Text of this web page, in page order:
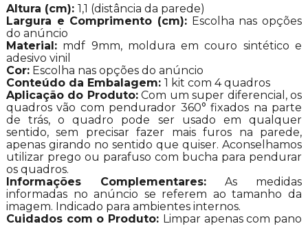
Altura (cm): 1,1 (distância da parede)
Largura e Comprimento (cm): Escolha nas opções
do anúncio
Material:mdf 9mm, moldura em couro sintético e
adesivo vinil
Cor:Escolha nas opções do anúncio
Conteúdo da Embalagem: 1 kit com 4 quadros
Aplicação do Produto:Com um super diferencial, os
quadros vão com pendurador 360° fixados na parte
de trás, o quadro pode ser usado em qualquer
sentido, sem precisar fazer mais furos na parede,
apenas girando no sentido que quiser. Aconselhamos
utilizar prego ou parafuso com bucha para pendurar
os quadros.
Informações Complementares:As medidas
informadas no anúncio se referem ao tamanho da
imagem. Indicado para ambientes internos.
Cuidados com o Produto: Limpar apenas com pano